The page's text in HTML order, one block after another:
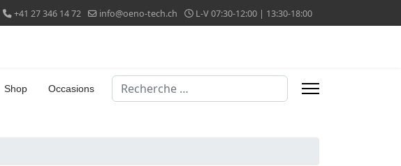
+41 27 346 14 72 info@oeno-tech.ch L-V 07:30-12:00 | 13:30-18:00
Shop Occasions Valider